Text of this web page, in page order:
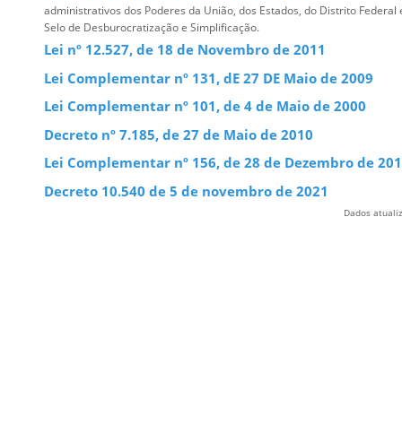
administrativos dos Poderes da União, dos Estados, do Distrito
Selo de Desburocratização e Simplificação.
Lei nº 12.527, de 18 de Novembro de 2011
Lei Complementar nº 131, dE 27 DE Maio de 2009
Lei Complementar nº 101, de 4 de Maio de 2000
Decreto nº 7.185, de 27 de Maio de 2010
Lei Complementar nº 156, de 28 de Dezembro de
Decreto 10.540 de 5 de novembro de 2021
Dados